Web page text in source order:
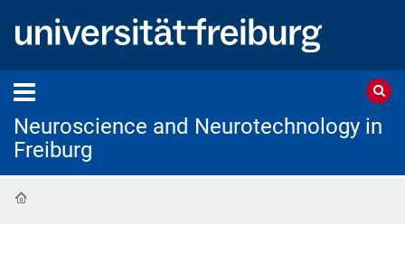
Neuroscience and Neurotechnology in
Freiburg